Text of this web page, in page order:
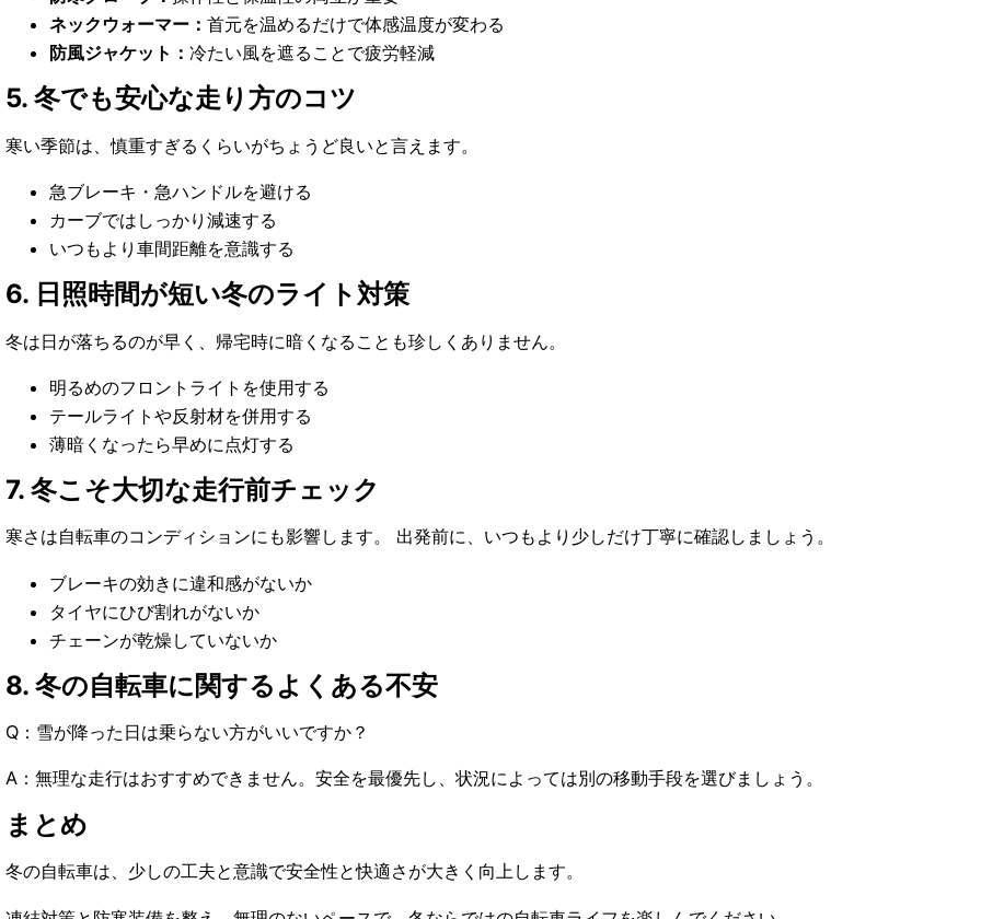
ネックウォーマー： 首元を温めるだけで体感温度が変わる
防風ジャケット： 冷たい風を遮ることで疲労軽減
5. 冬でも安心な走り方のコツ
寒い季節は、慎重すぎるくらいがちょうど良いと言えます。
急ブレーキ・急ハンドルを避ける
カーブではしっかり減速する
いつもより車間距離を意識する
6. 日照時間が短い冬のライト対策
冬は日が落ちるのが早く、帰宅時に暗くなることも珍しくありません。
明るめのフロントライトを使用する
テールライトや反射材を併用する
薄暗くなったら早めに点灯する
7. 冬こそ大切な走行前チェック
寒さは自転車のコンディションにも影響します。 出発前に、いつもより少しだけ丁寧に確認しましょう。
ブレーキの効きに違和感がないか
タイヤにひび割れがないか
チェーンが乾燥していないか
8. 冬の自転車に関するよくある不安
Q：雪が降った日は乗らない方がいいですか？
A：無理な走行はおすすめできません。安全を最優先し、状況によっては別の移動手段を選びましょう。
まとめ
冬の自転車は、少しの工夫と意識で安全性と快適さが大きく向上します。